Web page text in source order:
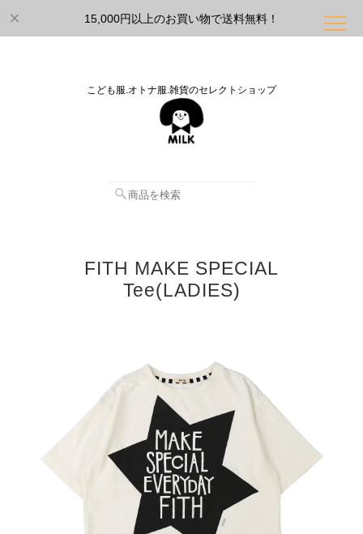
15,000円以上のお買い物で送料無料！
こども服.オトナ服.雑貨のセレクトショップ
FITH MAKE SPECIAL
Tee(LADIES)